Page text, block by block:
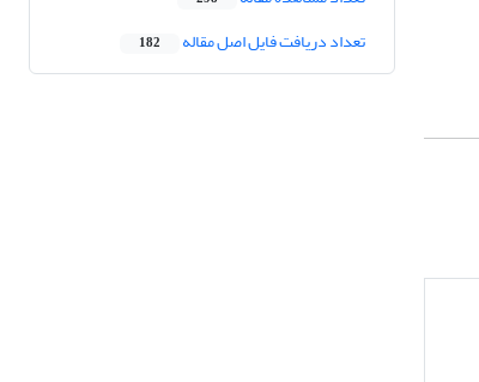
تعداد دریافت فایل اصل مقاله 182